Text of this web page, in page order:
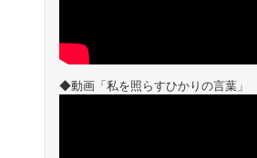
◆動画「私を照らすひかりの言葉」